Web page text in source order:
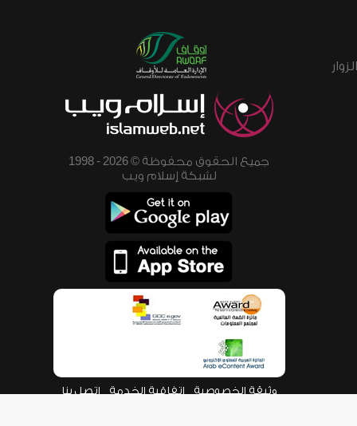
جميع الحقوق محفوظة © 2026 - 1998
لشبكة إسلام ويب
وثيقة الخصوصية اتفاقية الخدمة اتصل بنا